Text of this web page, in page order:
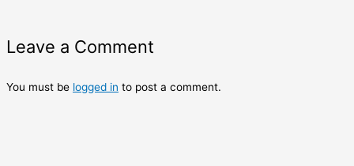
Leave a Comment
You must be logged in to post a comment.